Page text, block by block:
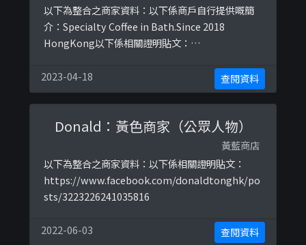
以下為整合之商家資料：以下係商戶自行提供嘅簡
介：Specialty Coffee in Bath.Since 2018
HongKong以下係相關證明貼文：
/photos/a.185490085455417/412533266084430
2023-04-18 查閱資料
Donald：黃色商家（公眾人物）
黃藍商店
以下為整合之商家資料：以下係相關證明貼文：
https://www.facebook.com/donaldtonghk/po
sts/3223226241035816
2022-06-03 查閱資料